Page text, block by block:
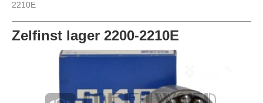
2210E
Zelfinst lager 2200-2210E